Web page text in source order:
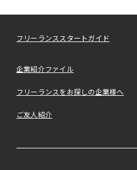
フリーランススタートガイド
企業紹介ファイル
フリーランスをお探しの企業様へ
ご友人紹介